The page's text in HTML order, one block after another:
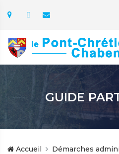
GUIDE
Accueil
Démarches